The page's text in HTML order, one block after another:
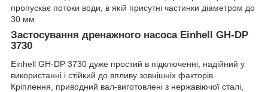
пропускає потоки води, в якій присутні частинки діаметром до
30 мм
Застосування дренажного насоса Einhell GH-DP
3730
Einhell GH-DP 3730 дуже простий в підключенні, надійний у
використанні і стійкий до впливу зовнішніх факторів.
Кріплення, приводний вал-виготовлені з нержавіючої сталі,